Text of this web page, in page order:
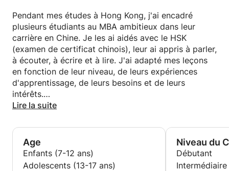
Pendant mes études à Hong Kong, j'ai encadré
plusieurs étudiants au MBA ambitieux dans leur
carrière en Chine. Je les ai aidés avec le HSK
(examen de certificat chinois), leur ai appris à parler,
à écouter, à écrire et à lire. J'ai adapté mes leçons
en fonction de leur niveau, de leurs expériences
d'apprentissage, de leurs besoins et de leurs
intérêts.
américain à écrire et à s'exprimer en chinois. J'ai
mélangé lecture d'article, dictée, visionnage de
vidéos dans mon enseignement et mon élève a
trouvé cela très amusant!
Lire la suite
Age
Enfants (7-12 ans)
Adolescents (13-17 ans)
Niveau du
Débutant
Intermédiaire